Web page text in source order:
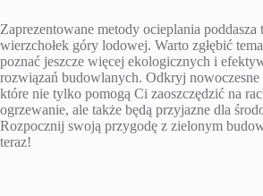
Zaprezentowane metody ocieplania poddasza
wierzchołek góry lodowej. Warto zgłębić
poznać jeszcze więcej ekologicznych i
rozwiązań budowlanych. Odkryj nowoczesne
które nie tylko pomogą Ci zaoszczędzić na
ogrzewanie, ale także będą przyjazne dla
Rozpocznij swoją przygodę z zielonym
teraz!